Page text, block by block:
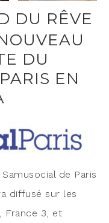
DU RÊVE
DU
EN
de Paris
dif­fu­sé sur les
France 3, et